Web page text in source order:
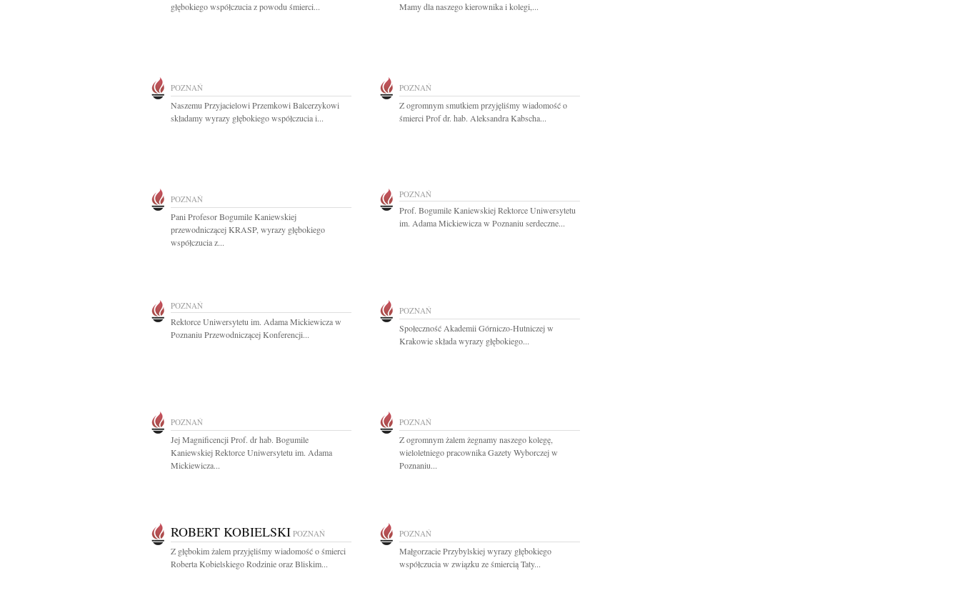
głębokiego współczucia z powodu śmierci...
Mamy dla naszego kierownika i kolegi,...
POZNAŃ
Naszemu Przyjacielowi Przemkowi Balcerzykowi
składamy wyrazy głębokiego współczucia i...
POZNAŃ
Z ogromnym smutkiem przyjęliśmy wiadomość o
śmierci Prof dr. hab. Aleksandra Kabscha...
POZNAŃ
Pani Profesor Bogumile Kaniewskiej
przewodniczącej KRASP, wyrazy głębokiego
współczucia z...
POZNAŃ
Prof. Bogumile Kaniewskiej Rektorce Uniwersytetu
im. Adama Mickiewicza w Poznaniu serdeczne...
POZNAŃ
Rektorce Uniwersytetu im. Adama Mickiewicza w
Poznaniu Przewodniczącej Konferencji...
POZNAŃ
Społeczność Akademii Górniczo-Hutniczej w
Krakowie składa wyrazy głębokiego...
POZNAŃ
Jej Magnificencji Prof. dr hab. Bogumile
Kaniewskiej Rektorce Uniwersytetu im. Adama
Mickiewicza...
POZNAŃ
Z ogromnym żalem żegnamy naszego kolegę,
wieloletniego pracownika Gazety Wyborczej w
Poznaniu...
ROBERT KOBIELSKI POZNAŃ
Z głębokim żalem przyjęliśmy wiadomość o śmierci
Roberta Kobielskiego Rodzinie oraz Bliskim...
POZNAŃ
Małgorzacie Przybylskiej wyrazy głębokiego
współczucia w związku ze śmiercią Taty...